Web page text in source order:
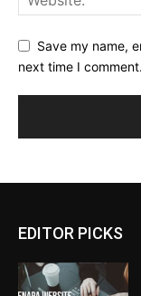
Save my name,
next time I comment.
EDITOR PICKS